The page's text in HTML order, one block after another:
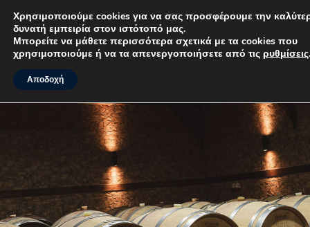
Χρησιμοποιούμε cookies για να σας προσφέρουμε την
καλύτερη δυνατή εμπειρία στον ιστότοπό μας.
Μπορείτε να μάθετε περισσότερα σχετικά με τα cookies που
χρησιμοποιούμε ή να τα απενεργοποιήσετε από τις
ρυθμίσεις.
Αποδοχή